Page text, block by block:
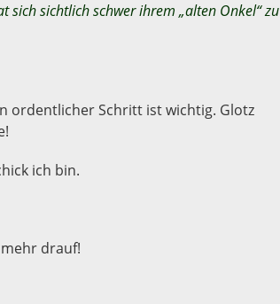
sich sichtlich schwer ihrem „alten Onkel“ zu
ordentlicher Schritt ist wichtig. Glotz
ich bin.
drauf!